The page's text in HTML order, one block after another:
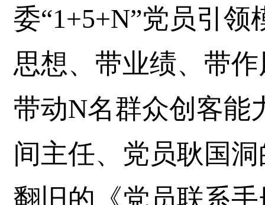
委“1+5+N”党员引
思想、带业绩、带
带动N名群众创客能
间主任、党员耿国
翻旧的《党员联系